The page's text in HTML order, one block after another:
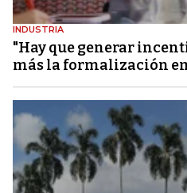
INDUSTRIA
"Hay que generar
más la formalización